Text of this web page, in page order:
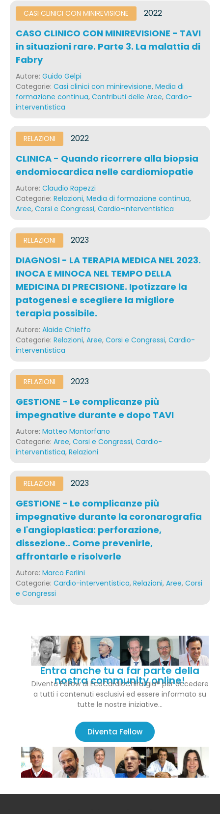
CASI CLINICI CON MINIREVISIONE​ 2022
CASO CLINICO CON MINIREVISIONE - TAVI
in situazioni rare. Parte 3. La malattia di
Fabry
Autore: Guido Gelpi
Categorie: Casi clinici con minirevisione​, Media di
formazione continua, Contributi delle Aree, Cardio-
interventistica
RELAZIONI 2022
CLINICA - Quando ricorrere alla biopsia
endomiocardica nelle cardiomiopatie
Autore: Claudio Rapezzi
Categorie: Relazioni, Media di formazione continua,
Aree, Corsi e Congressi, Cardio-interventistica
RELAZIONI 2023
DIAGNOSI - LA TERAPIA MEDICA NEL 2023.
INOCA E MINOCA NEL TEMPO DELLA
MEDICINA DI PRECISIONE. Ipotizzare la
patogenesi e scegliere la migliore
terapia possibile.
Autore: Alaide Chieffo
Categorie: Relazioni, Aree, Corsi e Congressi, Cardio-
interventistica
RELAZIONI 2023
GESTIONE - Le complicanze più
impegnative durante e dopo TAVI
Autore: Matteo Montorfano
Categorie: Aree, Corsi e Congressi, Cardio-
interventistica, Relazioni
RELAZIONI 2023
GESTIONE - Le complicanze più
impegnative durante la coronarografia
e l'angioplastica: perforazione,
dissezione.. Come prevenirle,
affrontarle e risolverle
Autore: Marco Ferlini
Categorie: Cardio-interventistica, Relazioni, Aree, Corsi
e Congressi
Entra anche tu a far parte della
nostra community online!
Diventa Fellow di EcoCardioChirurgia® per accedere
a tutti i contenuti esclusivi ed essere informato su
tutte le nostre iniziative…
Diventa Fellow